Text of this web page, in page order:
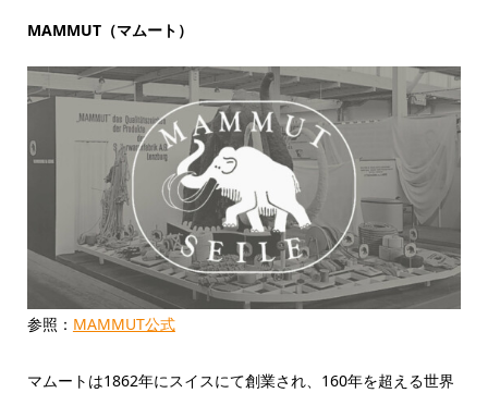
MAMMUT（マムート）
参照： MAMMUT公式
マムートは1862年にスイスにて創業され、160年を超える世界